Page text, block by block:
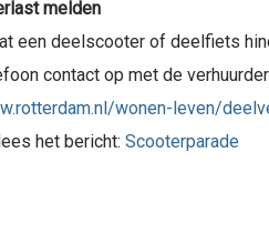
melden
een deelscooter of deelfiets
contact op met de
wonen-leven/
het bericht: Scooterparade